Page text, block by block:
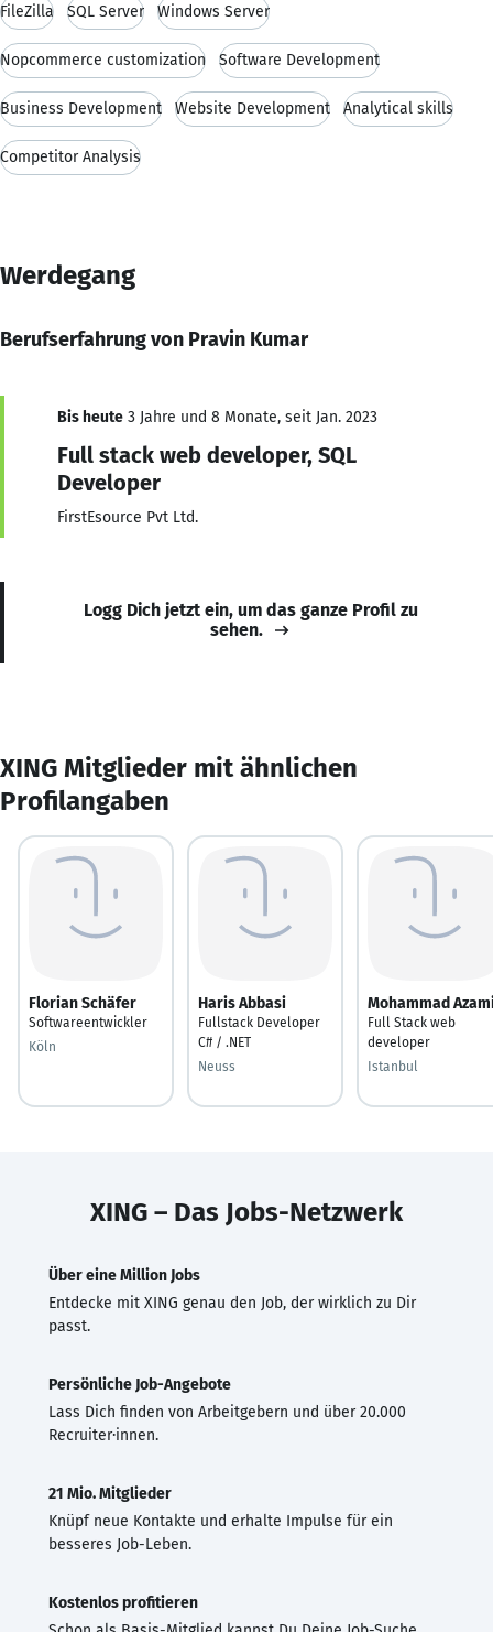
FileZilla SQL Server Windows Server
Nopcommerce customization Software Development
Business Development Website Development Analytical skills
Competitor Analysis
Werdegang
Berufserfahrung von Pravin Kumar
Bis heute 3 Jahre und 8 Monate, seit Jan. 2023
Full stack web developer, SQL
Developer
FirstEsource Pvt Ltd.
Logg Dich jetzt ein, um das ganze Profil zu
sehen.
XING Mitglieder mit ähnlichen
Profilangaben
Florian Schäfer
Softwareentwickler
Köln
Haris Abbasi
Fullstack Developer
C# / .NET
Neuss
Mohammad
Full Stack web
developer
Istanbul
XING – Das Jobs-Netzwerk
Über eine Million Jobs
Entdecke mit XING genau den Job, der wirklich zu Dir
passt.
Persönliche Job-Angebote
Lass Dich finden von Arbeitgebern und über 20.000
Recruiter·innen.
21 Mio. Mitglieder
Knüpf neue Kontakte und erhalte Impulse für ein
besseres Job-Leben.
Kostenlos profitieren